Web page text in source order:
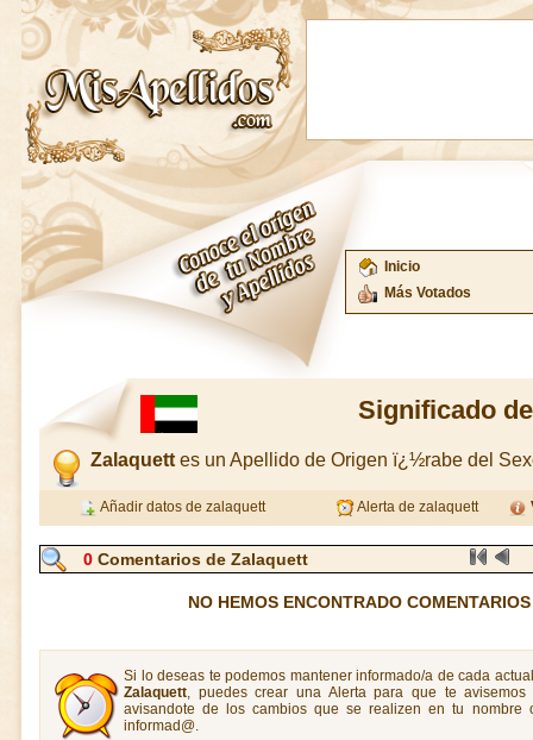
Inicio
Más Votados
Significado
Zalaquett es un Apellido de Origen ï¿½rabe del
Añadir datos de zalaquett Alerta de zalaquett
0 Comentarios de Zalaquett
NO HEMOS ENCONTRADO
Si lo deseas te podemos mantener informado/a de cada
Zalaquett, puedes crear una Alerta para que te avisemos
avisandote de los cambios que se realizen en tu
informad@.